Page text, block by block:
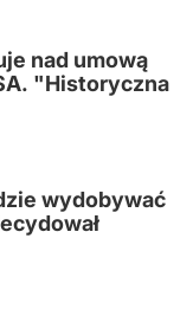
nad umową
"Historyczna
wydobywać